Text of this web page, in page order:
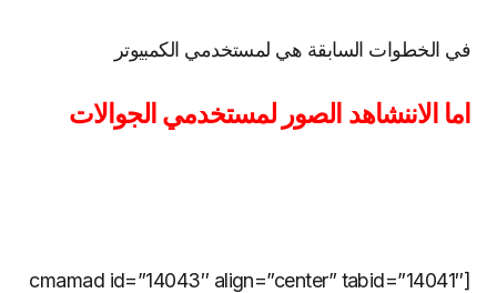
في الخطوات السابقة هي لمستخدمي الكمبيوتر
اما الاننشاهد الصور لمستخدمي الجوالات
[cmamad id=”14043″ align=”center” tabid=”14041″